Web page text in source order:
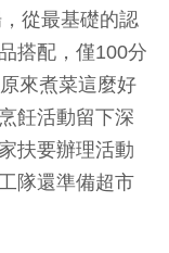
從最基礎的認
搭配，僅100分
來煮菜這麼好
飪活動留下深
扶要辦理活動
隊還準備超市